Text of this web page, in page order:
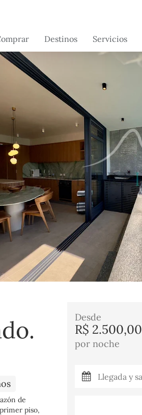
-
-
Destinos
França
Portugal
Servicios
Servicios a los
propietarios
de
piso,
Desde
R$ 2.500,00
por noche